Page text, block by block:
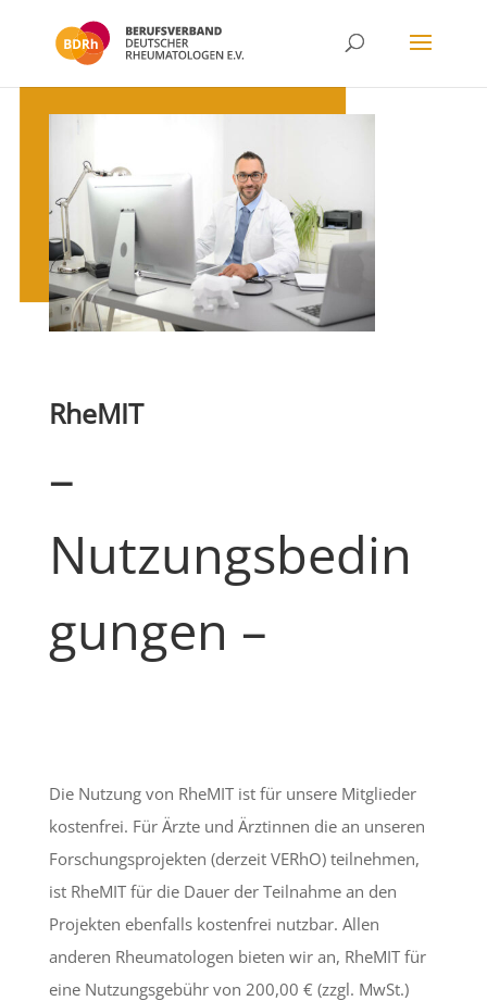
RheMIT
–
Nutzungsbedin
gungen –
Die Nutzung von RheMIT ist für unsere Mitglieder
kostenfrei. Für Ärzte und Ärztinnen die an unseren
Forschungsprojekten (derzeit VERhO) teilnehmen,
ist RheMIT für die Dauer der Teilnahme an den
Projekten ebenfalls kostenfrei nutzbar. Allen
anderen Rheumatologen bieten wir an, RheMIT für
eine Nutzungsgebühr von 200,00 € (zzgl. MwSt.)